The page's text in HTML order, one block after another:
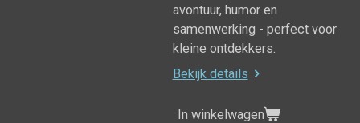
avontuur, humor en
samenwerking - perfect voor
kleine ontdekkers.
Bekijk details
In winkelwagen